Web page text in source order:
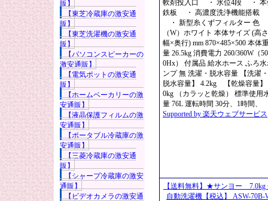
販】
【東芝冷蔵庫の激安通
販】
【東芝洗濯機の激安通
販】
【パソコンスピーカーの
激安通販】
【電気ポットの激安通
販】
【ホームベーカリーの激
安通販】
【液晶保護フィルムの激
安通販】
【ポータブル冷蔵庫の激
安通販】
【三菱冷蔵庫の激安通
販】
【シャープ冷蔵庫の激安
通販】
【ビデオカメラの激安通
軟剤投入口 ・ 水位4段 ・ 本
鉄板 ・ 高濃度洗浄機能搭載
・ 新型糸くずフィルター 色
（W）ホワイト 本体サイズ (高
幅×奥行) mm 870×485×500 本体
量 26.5kg 消費電力 260/360W（
0Hx） 付属品 給水ホース ふろ
ンプ 無 洗濯・脱水容量 【洗濯・
脱水容量】 4.2kg 【乾燥容量】
0kg （カラッと乾燥） 標準使用
量 76L 運転時間 30分、1時間、
Supported by 楽天ウェブサービス
【送料無料】★サンヨー 7.0kg
自動洗濯機【税込】 ASW-70B-